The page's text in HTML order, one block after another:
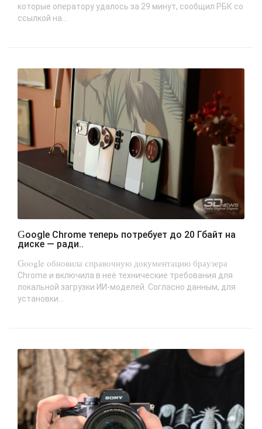
которые оператору удалось за 29 минут, сообщил РБК со
ссылкой на...
Google Chrome теперь потребует до 20 Гбайт на
диске — ради..
Google обновила справочную документацию браузера
Chrome и включила в неё технические требования для
локальной загрузки ИИ-моделей. Согласно данным, для
установки...